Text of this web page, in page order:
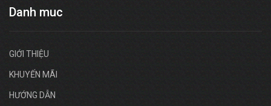
Danh muc
GIỚI THIỆU
KHUYẾN MÃI
HƯỚNG DẪN